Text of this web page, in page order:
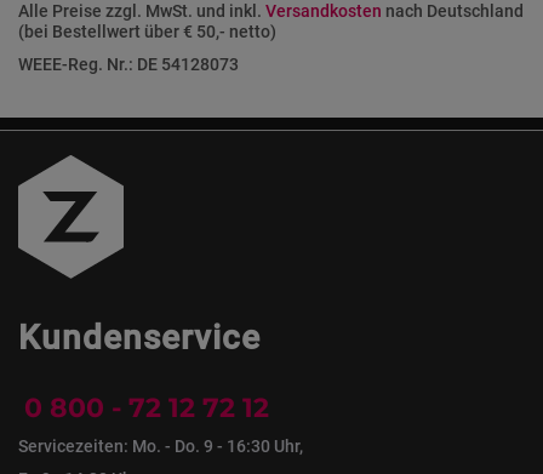
Alle Preise zzgl. MwSt. und inkl. Versandkosten nach Deutschland
(bei Bestellwert über € 50,- netto)
WEEE-Reg. Nr.: DE 54128073
Kundenservice
0 800 - 72 12 72 12
Servicezeiten: Mo. - Do. 9 - 16:30 Uhr,